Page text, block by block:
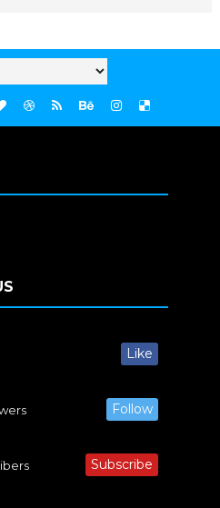
Like
Follow
Subscribe